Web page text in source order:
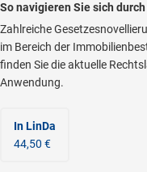
So navigieren Sie sich
Zahlreiche
im Bereich der
finden Sie die aktuelle
Anwendung.
In LinDa
44,50 €